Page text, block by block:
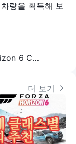
량을 획득해 보
Forza Horizon 6 CR 파밍 꿀팁 | 초반 빠른 돈벌이 공략
더 보기